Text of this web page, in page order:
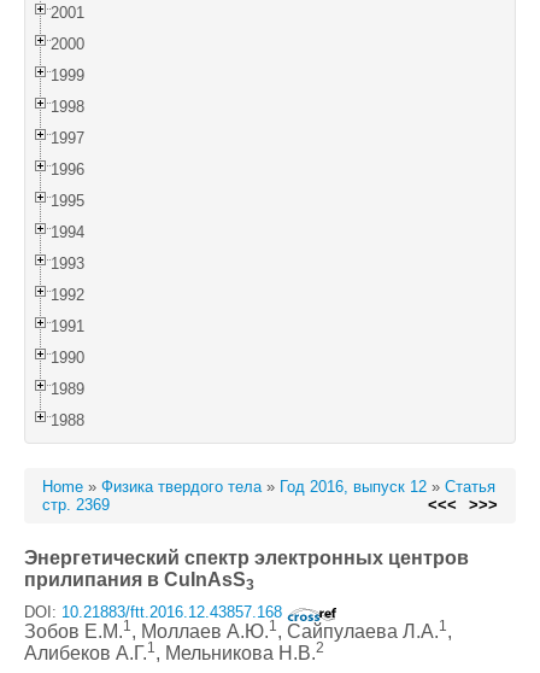
2001
2000
1999
1998
1997
1996
1995
1994
1993
1992
1991
1990
1989
1988
Home » Физика твердого тела» Год 2016, выпуск 12 » Статья
стр. 2369
<<< >>>
Энергетический спектр электронных центров
прилипания в CuInAsS3
DOI: 10.21883/ftt.2016.12.43857.168
Зобов Е.М.1, Моллаев А.Ю.1, Сайпулаева Л.А.1,
Алибеков А.Г.1, Мельникова Н.В.2